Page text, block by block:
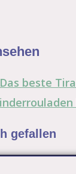
Das beste
gefallen